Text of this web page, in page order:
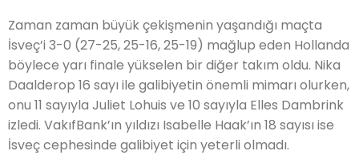
Zaman zaman büyük çekişmenin yaşandığı maçta
İsveç’i 3-0 (27-25, 25-16, 25-19) mağlup eden Hollanda
böylece yarı finale yükselen bir diğer takım oldu. Nika
Daalderop 16 sayı ile galibiyetin önemli mimarı olurken,
onu 11 sayıyla Juliet Lohuis ve 10 sayıyla Elles Dambrink
izledi. VakıfBank’ın yıldızı Isabelle Haak’ın 18 sayısı ise
İsveç cephesinde galibiyet için yeterli olmadı.